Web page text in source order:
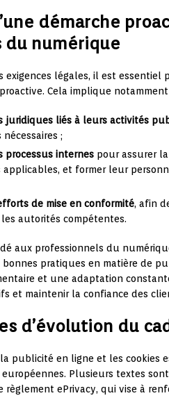
démarche
du numérique
exigences légales, il est
Cela implique notamment
juridiques liés à leurs activités
;
processus internes pour assurer
applicables, et former leur
de mise en conformité, afin
autorités compétentes.
aux professionnels du
pratiques en matière de
et une adaptation
et maintenir la confiance des
d’évolution du
publicité en ligne et les cookies
européennes. Plusieurs textes
règlement ePrivacy, qui vise à